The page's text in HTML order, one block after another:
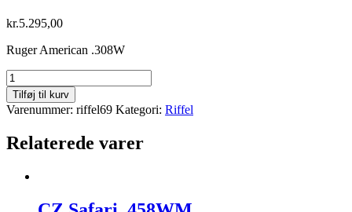
kr.5.295,00
Ruger American .308W
Ruger
American
.308W
antal
Tilføj til kurv
Varenummer: riffel69 Kategori: Riffel
Relaterede varer